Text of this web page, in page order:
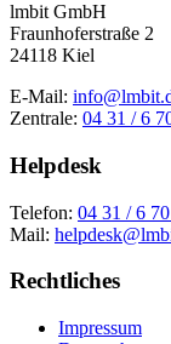
lmbit GmbH
Fraunhoferstraße 2
24118 Kiel
E-Mail:
Zentrale: 04 31 / 6
Helpdesk
Telefon: 04 31 / 6 70
Mail:
Rechtliches
Impressum